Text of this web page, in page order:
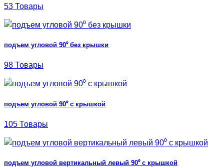
53 Товары
подъем угловой 90⁰ без крышки
98 Товары
подъем угловой 90⁰ с крышкой
105 Товары
подъем угловой вертикальный левый 90⁰ с крышкой